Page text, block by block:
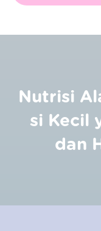
Nutrisi
si Kecil
dan